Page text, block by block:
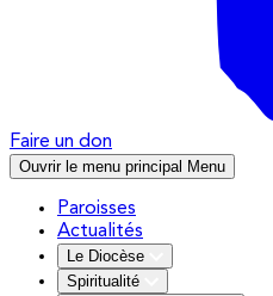
Faire un don
Ouvrir le menu principal Menu
Paroisses
Actualités
Le Diocèse
Spiritualité